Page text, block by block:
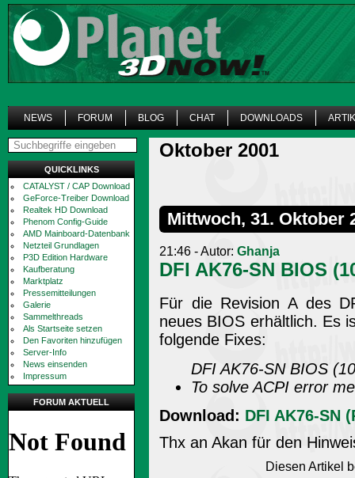
NEWS FORUM BLOG CHAT DOWNLOADS
QUICKLINKS
CATALYST / CAP Download
GeForce-Treiber Download
Realtek HD Download
Phenom Config-Guide
AMD Mainboard-Datenbank
Netzteil Grundlagen
P3D Edition Hardware
Kaufberatung
Marktplatz
Pressemitteilungen
Galerie
Sammelthreads
Als Startseite setzen
Den Favoriten hinzufügen
Server-Info
News einsenden
Impressum
FORUM AKTUELL
Oktober 2001
Mittwoch, 31. Oktober
21:46 - Autor: Ghanja
DFI AK76-SN BIOS
Für die Revision A des
neues BIOS erhältlich. Es
folgende Fixes:
DFI AK76-SN BIOS
To solve ACPI error
Download: DFI AK76-SN
Thx an Akan für den
Diesen Artikel